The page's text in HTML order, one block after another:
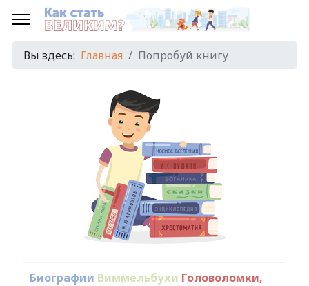
Вы здесь: Главная Попробуй книгу
Биографии Виммельбухи Головоломки,